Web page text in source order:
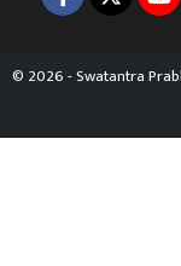
© 2026 - Swatantra